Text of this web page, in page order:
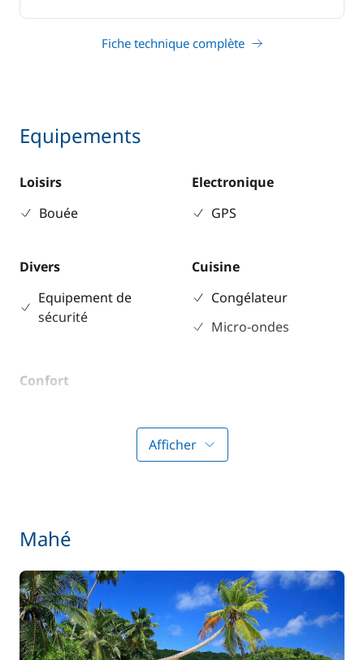
Fiche technique complète
Equipements
Loisirs
Bouée
Electronique
GPS
Divers
Equipement de
sécurité
Cuisine
Congélateur
Micro-ondes
Confort
Afficher
Mahé